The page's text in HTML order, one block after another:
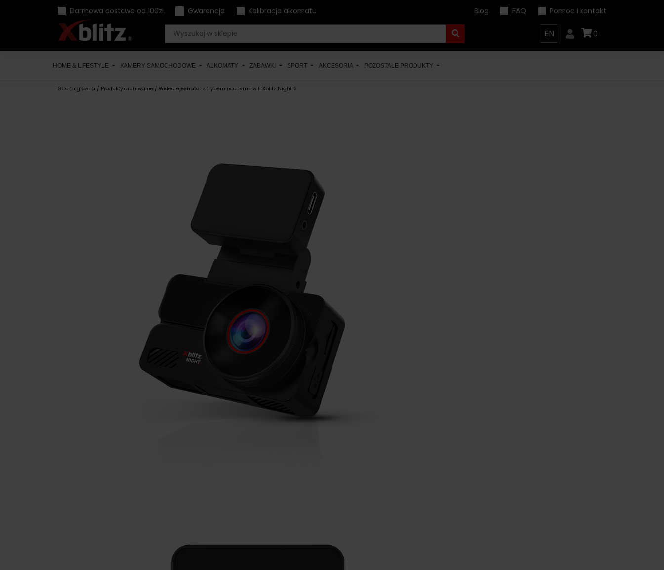
Darmowa dostawa od 100zł Gwarancja Kalibracja alkomatu Blog FAQ Pomoc i kontakt
EN 0
HOME & LIFESTYLE KAMERY SAMOCHODOWE ALKOMATY ZABAWKI SPORT AKCESORIA POZOSTAŁE PRODUKTY
Strona główna / Produkty archiwalne / Wideorejestrator z trybem nocnym i wifi Xblitz Night 2